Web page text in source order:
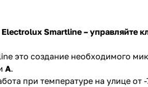
Electrolux Smartline – управляйте
это создание необходимого
А.
при температуре на улице